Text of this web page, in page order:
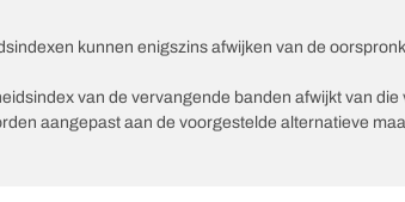
kunnen enigszins afwijken van de
van de vervangende banden afwijkt van
aangepast aan de voorgestelde alternatieve